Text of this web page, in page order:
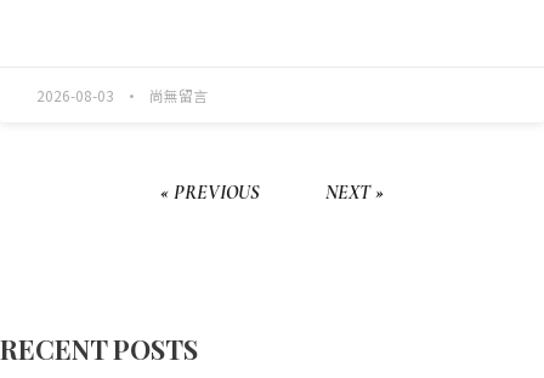
2026-08-03 尚無留言
« PREVIOUS NEXT »
RECENT POSTS